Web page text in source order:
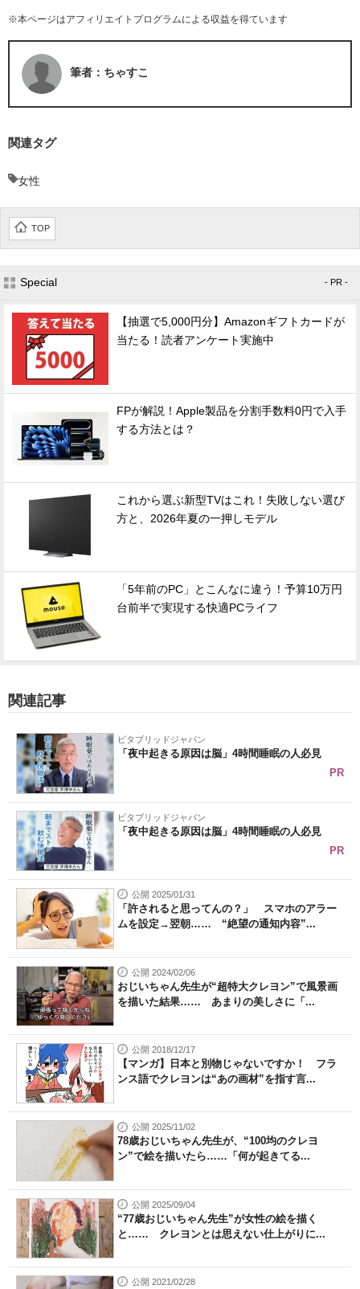
※本ページはアフィリエイトプログラムによる収益を得ています
筆者：ちゃすこ
関連タグ
女性
TOP
Special - PR -
【抽選で5,000円分】Amazonギフトカードが
当たる！読者アンケート実施中
FPが解説！Apple製品を分割手数料0円で入手
する方法とは？
これから選ぶ新型TVはこれ！失敗しない選び
方と、2026年夏の一押しモデル
「5年前のPC」とこんなに違う！予算10万円
台前半で実現する快適PCライフ
関連記事
ビタブリッドジャパン
「夜中起きる原因は脳」4時間睡眠の人必見
PR
ビタブリッドジャパン
「夜中起きる原因は脳」4時間睡眠の人必見
PR
公開 2025/01/31
「許されると思ってんの？」 スマホのアラー
ムを設定→翌朝…… “絶望の通知内容”...
公開 2024/02/06
おじいちゃん先生が“超特大クレヨン”で風景画
を描いた結果…… あまりの美しさに「...
公開 2018/12/17
【マンガ】日本と別物じゃないですか！ フラ
ンス語でクレヨンは“あの画材”を指す言...
公開 2025/11/02
78歳おじいちゃん先生が、“100均のクレヨ
ン”で絵を描いたら……「何が起きてる...
公開 2025/09/04
“77歳おじいちゃん先生”が女性の絵を描く
と…… クレヨンとは思えない仕上がりに...
公開 2021/02/28